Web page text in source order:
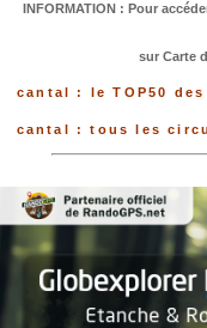
INFORMATION : Pour
sur Carte
cantal : le TOP50
cantal : tous les